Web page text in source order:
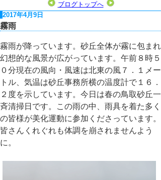
ブログトップへ
2017年4月9日
霧雨
霧雨が降っています。砂丘全体が霧に包まれ
幻想的な風景が広がっています。午前８時５
０分現在の風向・風速は北東の風７．１メー
トル、気温は砂丘事務所横の温度計で１６．
２度を示しています。今日は春の鳥取砂丘一
斉清掃日です。この雨の中、雨具を着た多く
の皆様が美化運動に参加くださっています。
皆さんくれぐれも体調を崩されませんよう
に。